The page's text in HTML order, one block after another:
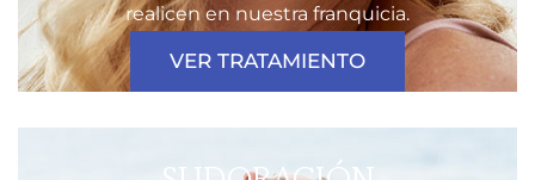
realicen en nuestra franquicia.
VER TRATAMIENTO